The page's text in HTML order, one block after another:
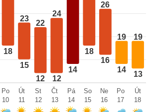
18
23
15
22
12
24
12
14
18
26
16
19
14
19
13
Po
10
Út
11
St
12
Čt
13
Pá
14
So
15
Ne
16
Po
17
Út
18